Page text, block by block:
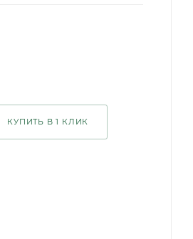
КУПИТЬ В 1 КЛИК